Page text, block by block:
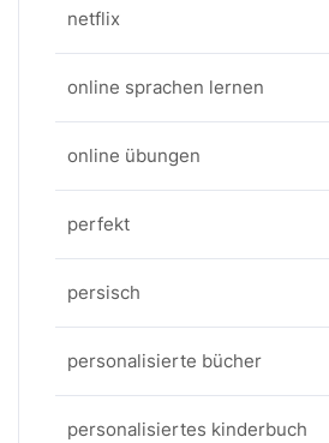
netflix
online sprachen lernen
online übungen
perfekt
persisch
personalisierte bücher
personalisiertes kinderbuch